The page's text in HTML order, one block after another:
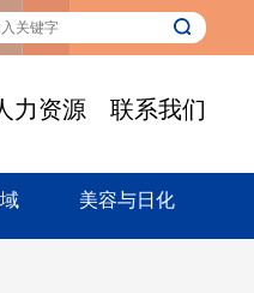
力资源 联系我们
美容与日化